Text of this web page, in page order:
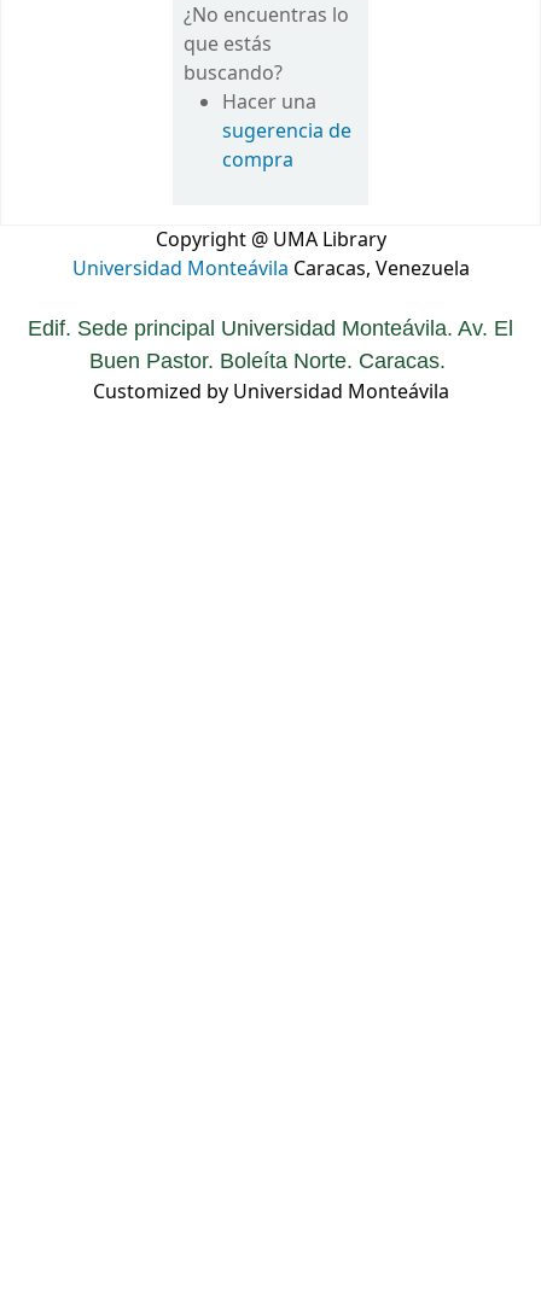
¿No encuentras lo
que estás
buscando?
Hacer una
sugerencia de
compra
Copyright @ UMA Library
Universidad Monteávila Caracas, Venezuela
Edif. Sede principal Universidad Monteávila. Av. El
Buen Pastor. Boleíta Norte. Caracas.
Customized by Universidad Monteávila